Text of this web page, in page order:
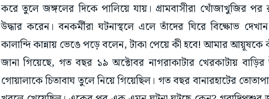
করে তুলে জঙ্গলের দিকে পালিয়ে যায়। গ্রামবাসীরা খোঁজাখুজির
উদ্ধার করেন। বনকর্মীরা ঘটনাস্থলে এলে তাঁদের ঘিরে বিক্ষোভ
কালান্দি কান্নায় ভেঙে পড়ে বলেন, টাকা পেয়ে কী হবে! আমার
জানা গিয়েছে, গত বছর ১৯ অক্টোবর নাগরাকাটার খেরকাটায় বাড়ির
গোয়ালাকে চিতাবাঘ তুলে নিয়ে গিয়েছিল। গত বছর বানারহাটের